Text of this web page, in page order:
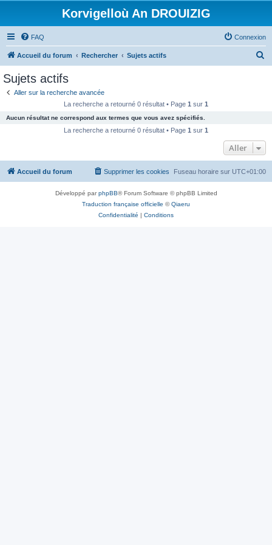
Korvigelloù An DROUIZIG
FAQ Connexion
Accueil du forum Rechercher Sujets actifs
c
e
Sujets actifs
Aller sur la recherche avancée
La recherche a retourné 0 résultat • Page 1 sur 1
Aucun résultat ne correspond aux termes que vous avez spécifiés.
La recherche a retourné 0 résultat • Page 1 sur 1
Aller
Accueil du forum Fuseau horaire sur UTC+01:00
Supprimer les cookies
Développé parphpBB® Forum Software © phpBB Limited
Traduction française officielle ©Qiaeru
Confidentialité | Conditions